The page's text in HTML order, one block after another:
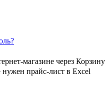
магазине через Корзину
прайс-лист в Excel